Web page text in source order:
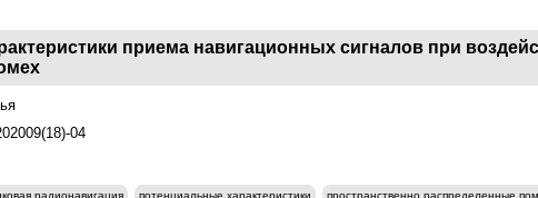
приема навигационных сигналов при
04
радионавигация потенциальные характеристики пространственно распределенные